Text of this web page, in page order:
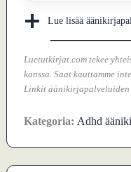
Lue lisää
Luetutkirjat.com tekee
kanssa. Saat kauttamme
Linkit äänikirjapalveluiden
Kategoria: Adhd